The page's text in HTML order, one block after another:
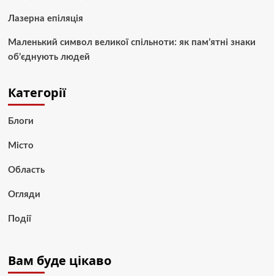
Лазерна епіляція
Маленький символ великої спільноти: як пам’ятні знаки
об’єднують людей
Категорії
Блоги
Місто
Область
Огляди
Події
Вам буде цікаво